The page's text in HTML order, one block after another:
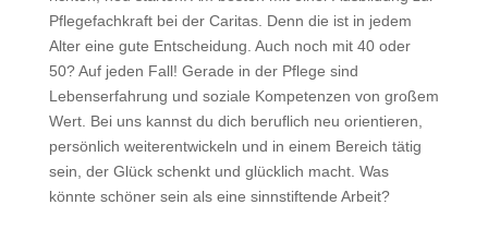
Pflegefachkraft bei der Caritas. Denn die ist in jedem
Alter eine gute Entscheidung. Auch noch mit 40 oder
50? Auf jeden Fall! Gerade in der Pflege sind
Lebenserfahrung und soziale Kompetenzen von großem
Wert. Bei uns kannst du dich beruflich neu orientieren,
persönlich weiterentwickeln und in einem Bereich tätig
sein, der Glück schenkt und glücklich macht. Was
könnte schöner sein als eine sinnstiftende Arbeit?